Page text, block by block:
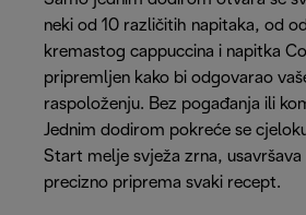
neki od 10 različitih napitaka, od
kremastog cappuccina i napitka
pripremljen kako bi odgovarao
raspoloženju. Bez pogađanja ili
Jednim dodirom pokreće se
Start melje svježa zrna,
precizno priprema svaki recept.